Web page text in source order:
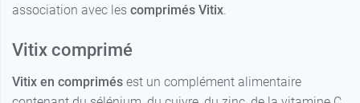
association avec les comprimés Vitix
Vitix comprimé
Vitix en comprimés est un complément alimentaire